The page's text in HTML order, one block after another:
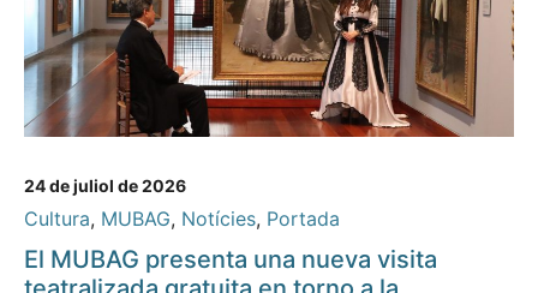
24 de juliol de 2026
Cultura, MUBAG, Notícies, Portada
El MUBAG presenta una nueva visita